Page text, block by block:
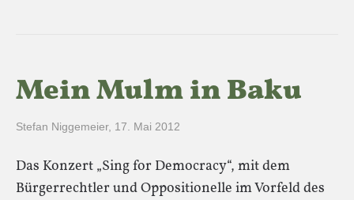
Mein Mulm in Baku
Stefan Niggemeier, 17. Mai 2012
Das Konzert „Sing for Democracy“, mit dem
Bürgerrechtler und Oppositionelle im Vorfeld des